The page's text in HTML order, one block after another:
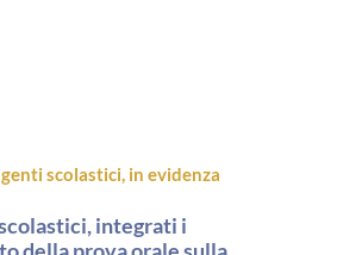
scolastici, in evidenza
integrati i